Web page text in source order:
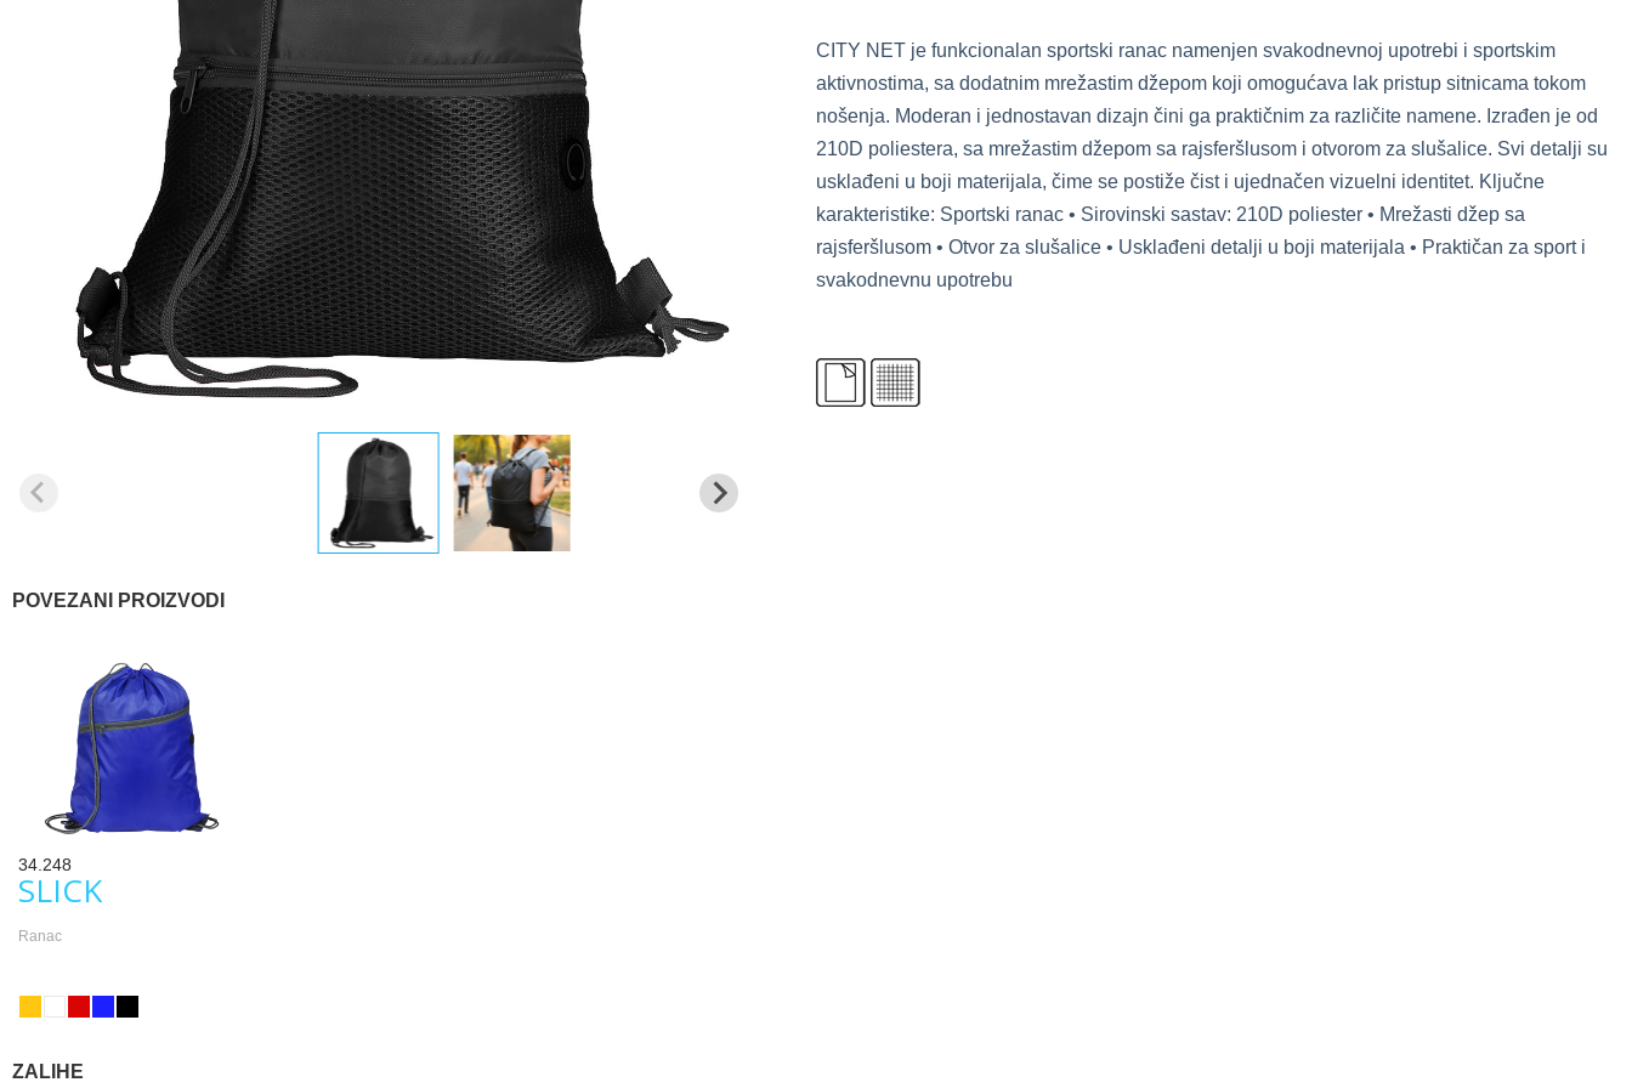
CITY NET je funkcionalan sportski ranac namenjen svakodnevnoj upotrebi i sportskim
aktivnostima, sa dodatnim mrežastim džepom koji omogućava lak pristup sitnicama tokom
nošenja. Moderan i jednostavan dizajn čini ga praktičnim za različite namene. Izrađen je od
210D poliestera, sa mrežastim džepom sa rajsferšlusom i otvorom za slušalice. Svi detalji su
usklađeni u boji materijala, čime se postiže čist i ujednačen vizuelni identitet. Ključne
karakteristike: Sportski ranac • Sirovinski sastav: 210D poliester • Mrežasti džep sa
rajsferšlusom • Otvor za slušalice • Usklađeni detalji u boji materijala • Praktičan za sport i
svakodnevnu upotrebu
POVEZANI PROIZVODI
34.248
SLICK
Ranac
ZALIHE